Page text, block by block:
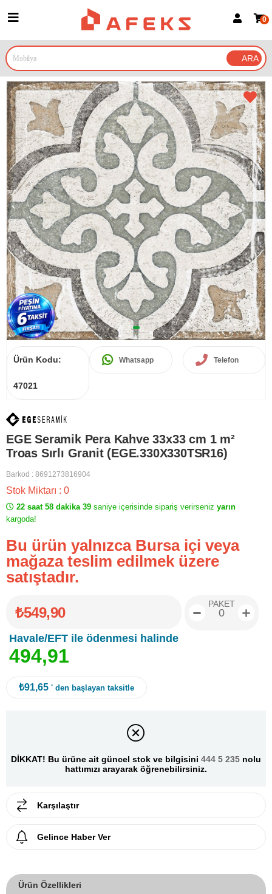
Google İle Bağlan
0
Ürün Kodu:
47021
Whatsapp Telefon
EGE Seramik Pera Kahve 33x33 cm 1 m²
Troas Sırlı Granit (EGE.330X330TSR16)
Barkod : 8691273816904
Stok Miktarı : 0
22 saat 58 dakika 39 saniye içerisinde sipariş verirseniz yarın
kargoda!
Bu ürün yalnızca Bursa içi veya
mağaza teslim edilmek üzere
satıştadır.
₺549,90
Havale/EFT ile ödenmesi halinde
494,91
PAKET
₺91,65 ' den başlayan taksitle
DİKKAT! Bu ürüne ait güncel stok ve bilgisini 444 5 235 nolu
hattımızı arayarak öğrenebilirsiniz.
Karşılaştır
Gelince Haber Ver
Ürün Özellikleri